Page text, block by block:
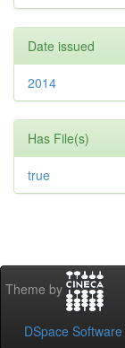
Date issued
2014
Has File(s)
true
Theme by
DSpace Software